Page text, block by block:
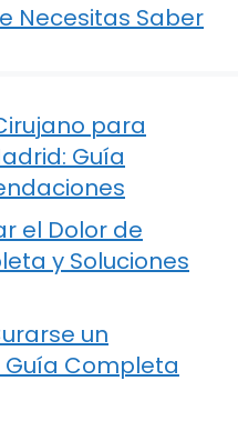
Necesitas Saber
para
Guía
el Dolor de
y Soluciones
un
Guía Completa